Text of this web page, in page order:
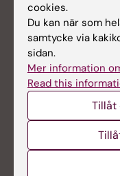
-1 och 2-
-4-
-8-
-12-årsuppföljning
-16-
-24-
Covid-19-
Läs mer ...
cookies.
Du kan när som
samtycke via
sidan.
Mer information
Read this
Tillåt